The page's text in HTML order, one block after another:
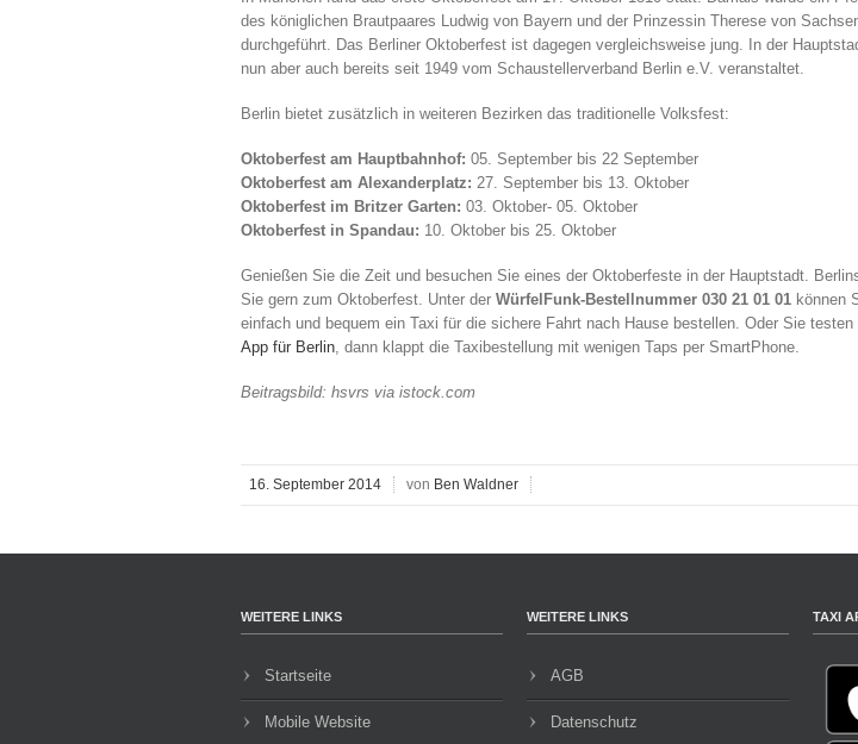
des königlichen Brautpaares Ludwig von Bayern und der Prinzessin Therese von
durchgeführt. Das Berliner Oktoberfest ist dagegen vergleichsweise jung. In der
nun aber auch bereits seit 1949 vom Schaustellerverband Berlin e.V. veranstaltet.
Berlin bietet zusätzlich in weiteren Bezirken das traditionelle Volksfest:
Oktoberfest am Hauptbahnhof: 05. September bis 22 September
Oktoberfest am Alexanderplatz: 27. September bis 13. Oktober
Oktoberfest im Britzer Garten: 03. Oktober- 05. Oktober
Oktoberfest in Spandau: 10. Oktober bis 25. Oktober
Genießen Sie die Zeit und besuchen Sie eines der Oktoberfeste in der Hauptstadt.
Sie gern zum Oktoberfest. Unter der WürfelFunk-Bestellnummer 030 21 01 01 können
einfach und bequem ein Taxi für die sichere Fahrt nach Hause bestellen. Oder Sie
App für Berlin, dann klappt die Taxibestellung mit wenigen Taps per SmartPhone.
Beitragsbild: hsvrs via istock.com
16. September 2014 von Ben Waldner
WEITERE LINKS
Startseite
Mobile Website
WEITERE LINKS
AGB
Datenschutz
TAXI